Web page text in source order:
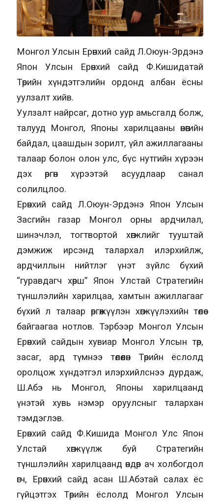
Монгол Улсын Ерөнхий сайд Л.Оюун-Эрдэнэ
Япон Улсын Ерөнхий сайд Ф.Кишидатай
Төрийн хүндэтгэлийн ордонд албан ёсны
уулзалт хийв.
Уулзалт найрсаг, дотно уур амьсгалд болж,
талууд Монгол, Японы харилцааны өнөөгийн
байдал, цаашдын зорилт, үйл ажиллагааны
талаар болон олон улс, бүс нутгийн хүрээн
дэх өргөн хүрээтэй асуудлаар санал
солилцлоо.
Ерөнхий сайд Л.Оюун-Эрдэнэ Япон Улсын
Засгийн газар Монгол орны ардчилал,
шинэчлэл, тогтвортой хөгжлийг тууштай
дэмжиж ирсэнд талархал илэрхийлж,
ардчиллын нийтлэг үнэт зүйлс бүхий
“гуравдагч хөрш” Япон Улстай Стратегийн
түншлэлийн харилцаа, хамтын ажиллагааг
бүхий л талаар өргөжүүлэн хөгжүүлэхийн төлөө
байгаагаа нотлов. Тэрбээр Монгол Улсын
Ерөнхий сайдын хувиар Монгол Улсын төр,
засаг, ард түмнээ төлөөлөн Төрийн ёслолд
оролцож хүндэтгэл илэрхийлснээ дурдаж,
Ш.Абэ нь Монгол, Японы харилцаанд
үнэтэй хувь нэмэр оруулсныг талархан
тэмдэглэв.
Ерөнхий сайд Ф.Кишида Монгол Улс Япон
Улстай хөгжүүлж буй Стратегийн
түншлэлийн харилцаанд өндөр ач холбогдол
өгч, Ерөнхий сайд асан Ш.Абэтай салах ёс
гүйцэтгэх Төрийн ёслолд Монгол Улсын